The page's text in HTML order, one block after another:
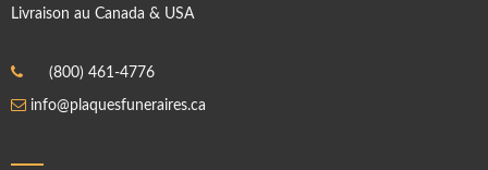
Livraison au Canada & USA
(800) 461-4776
info@plaquesfuneraires.ca